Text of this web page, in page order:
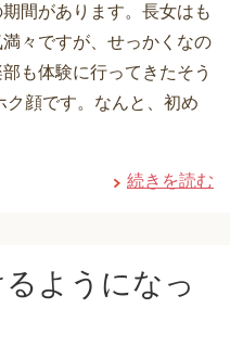
間があります。長女はも
々ですが、せっかくなの
も体験に行ってきたそう
ク顔です。なんと、初め
続きを読む
ようになっ